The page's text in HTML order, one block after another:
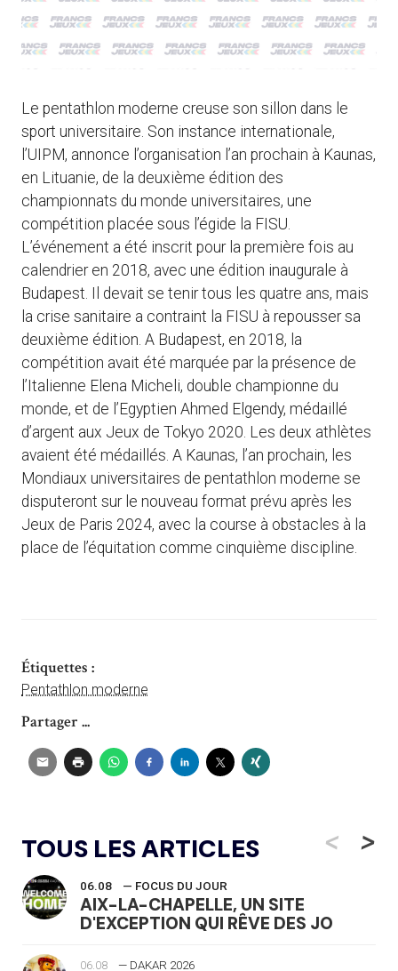
Le pentathlon moderne creuse son sillon dans le
sport universitaire. Son instance internationale,
l’UIPM, annonce l’organisation l’an prochain à Kaunas,
en Lituanie, de la deuxième édition des
championnats du monde universitaires, une
compétition placée sous l’égide la FISU.
L’événement a été inscrit pour la première fois au
calendrier en 2018, avec une édition inaugurale à
Budapest. Il devait se tenir tous les quatre ans, mais
la crise sanitaire a contraint la FISU à repousser sa
deuxième édition. A Budapest, en 2018, la
compétition avait été marquée par la présence de
l’Italienne Elena Micheli, double championne du
monde, et de l’Egyptien Ahmed Elgendy, médaillé
d’argent aux Jeux de Tokyo 2020. Les deux athlètes
avaient été médaillés. A Kaunas, l’an prochain, les
Mondiaux universitaires de pentathlon moderne se
disputeront sur le nouveau format prévu après les
Jeux de Paris 2024, avec la course à obstacles à la
place de l’équitation comme cinquième discipline.
Étiquettes :
Pentathlon moderne
Partager ...
TOUS LES ARTICLES <
06.08 — FOCUS DU JOUR
AIX-LA-CHAPELLE, UN SITE
D'EXCEPTION QUI RÊVE DES JO
06.08 — DAKAR 2026
>